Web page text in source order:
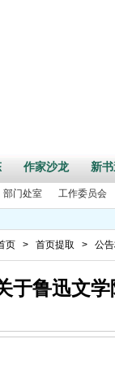
作家沙龙 新
部门处室 工作委员会
页 > 首页提取 > 公
于鲁迅文